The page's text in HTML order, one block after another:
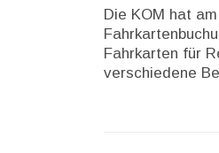
Die KOM hat
Fahrkarten für
verschiedene